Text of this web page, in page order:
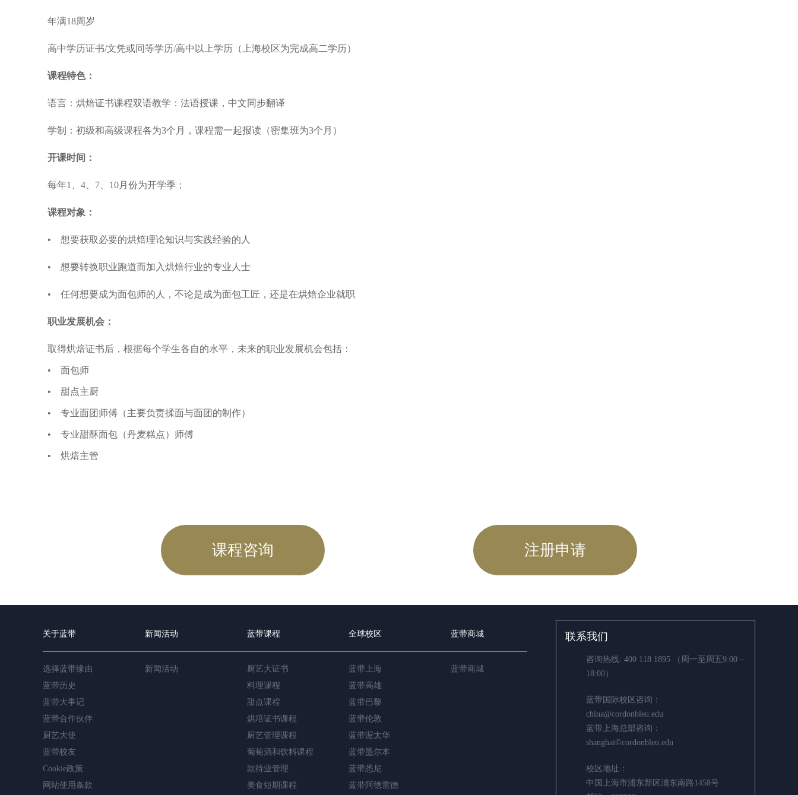
年满18周岁
高中学历证书/文凭或同等学历/高中以上学历（上海校区为完成高二学历）
课程特色：
语言：烘焙证书课程双语教学：法语授课，中文同步翻译
学制：初级和高级课程各为3个月，课程需一起报读（密集班为3个月）
开课时间：
每年1、4、7、10月份为开学季；
课程对象：
• 想要获取必要的烘焙理论知识与实践经验的人
• 想要转换职业跑道而加入烘焙行业的专业人士
• 任何想要成为面包师的人，不论是成为面包工匠，还是在烘焙企业就职
职业发展机会：
取得烘焙证书后，根据每个学生各自的水平，未来的职业发展机会包括：
• 面包师
• 甜点主厨
• 专业面团师傅（主要负责揉面与面团的制作）
• 专业甜酥面包（丹麦糕点）师傅
• 烘焙主管
课程咨询 注册申请
关于蓝带
选择蓝带缘由
蓝带历史
蓝带大事记
蓝带合作伙伴
厨艺大使
蓝带校友
Cookie政策
网站使用条款
新闻活动
新闻活动
蓝带课程
厨艺大证书
料理课程
甜点课程
烘培证书课程
厨艺管理课程
葡萄酒和饮料课程
款待业管理
美食短期课程
全球校区
蓝带上海
蓝带高雄
蓝带巴黎
蓝带伦敦
蓝带渥太华
蓝带墨尔本
蓝带悉尼
蓝带阿德雷德
蓝带商城
蓝带商城
联系我们
咨询热线: 400 118 1895 （周一至周五9:00 –
18:00）
蓝带国际校区咨询：
china@cordonbleu.edu
蓝带上海总部咨询：
shanghai©cordonbleu.edu
校区地址：
中国上海市浦东新区浦东南路1458号